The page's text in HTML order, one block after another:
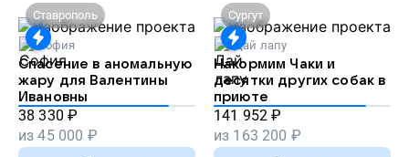
Ставрополь
София
Спасение в аномальную
жару для Валентины
Ивановны
38 330 ₽
из45 000 ₽
Сургут
Дай лапу
Накормим Чаки и
десятки других собак в
приюте
141 952 ₽
из 163 200 ₽